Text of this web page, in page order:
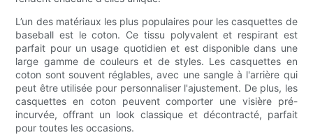
L’un des matériaux les plus populaires pour les casquettes de
baseball est le coton. Ce tissu polyvalent et respirant est
parfait pour un usage quotidien et est disponible dans une
large gamme de couleurs et de styles. Les casquettes en
coton sont souvent réglables, avec une sangle à l'arrière qui
peut être utilisée pour personnaliser l'ajustement. De plus, les
casquettes en coton peuvent comporter une visière pré-
incurvée, offrant un look classique et décontracté, parfait
pour toutes les occasions.